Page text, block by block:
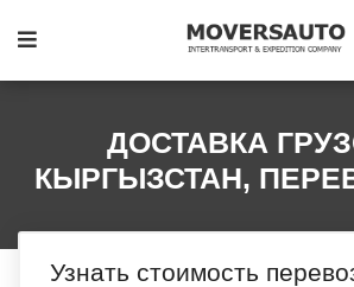
ДОСТАВКА
КЫРГЫЗСТАН,
Узнать стоимость